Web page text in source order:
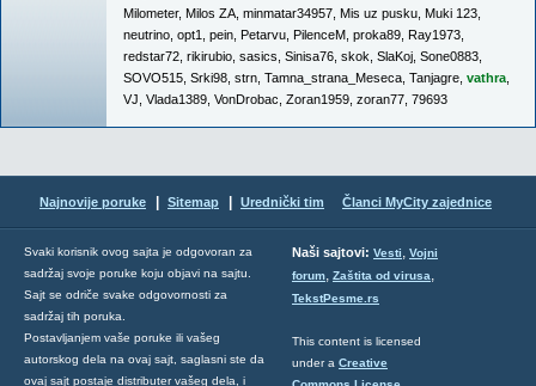
Milometer, Milos ZA minmatar34957 Mis uz pusku Muki 123
neutrino opt1 pein Petarvu PilenceM proka89 Ray1973
redstar72 rikirubio sasics Sinisa76 skok SlaKoj Sone0883
SOVO515 Srki98 strn Tamna_strana_Meseca Tanjagre vathra
VJ Vlada1389 VonDrobac Zoran1959 zoran77 79693
Najnovije poruke Sitemap Urednički tim Članci MyCity zajednice
Svaki korisnik ovog sajta je odgovoran za
sadržaj svoje poruke koju objavi na sajtu.
Sajt se odriče svake odgovornosti za
sadržaj tih poruka.
Postavljanjem vaše poruke ili vašeg
autorskog dela na ovaj sajt, saglasni ste da
ovaj sajt postaje distributer vašeg dela, i
Naši sajtovi: Vesti, Vojni
forum, Zaštita od virusa,
TekstPesme.rs
This content is licensed
under a Creative